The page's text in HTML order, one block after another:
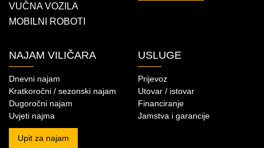
VUČNA VOZILA
MOBILNI ROBOTI
NAJAM VILIČARA
Dnevni najam
Kratkoročni / sezonski najam
Dugoročni najam
Uvjeti najma
Upit za najam
USLUGE
Prijevoz
Utovar / istovar
Financiranje
Jamstva i garancije